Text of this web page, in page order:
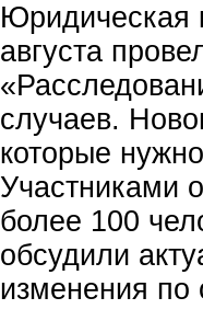
Юридическая
августа
случаев.
которые
Участниками
более 100
обсудили
изменения по